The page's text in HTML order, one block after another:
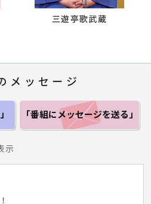
三遊亭歌武蔵
メッセージ
「番組にメッセージを送る」
示